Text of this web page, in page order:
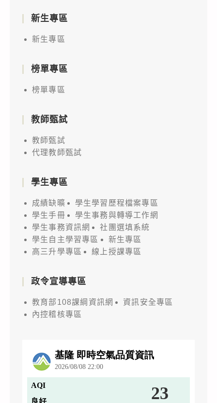
新生專區
新生專區
榜單專區
榜單專區
教師甄試
教師甄試
代理教師甄試
學生專區
成績缺曠
學生學習歷程檔案專區
學生手冊
學生事務與轉導工作網
學生事務資訊網
社團選填系統
學生自主學習專區
新生專區
高三升學專區
線上授課專區
政令宣導專區
教育部108課綱資訊網
資訊安全專區
內控稽核專區